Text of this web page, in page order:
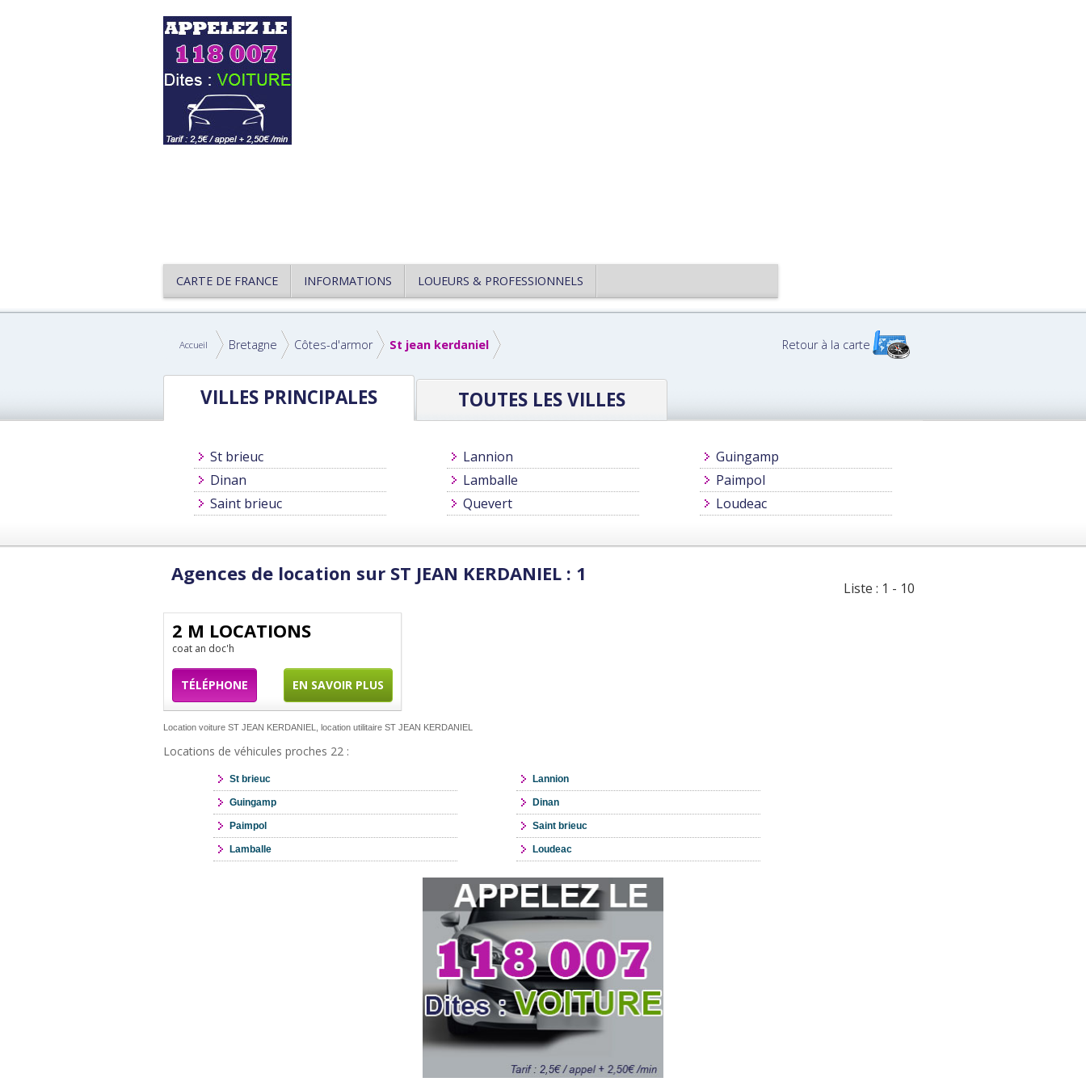
CARTE DE FRANCE INFORMATIONS LOUEURS & PROFESSIONNELS
Accueil Bretagne Côtes-d'armor St jean kerdaniel Retour à la carte
VILLES PRINCIPALES TOUTES LES VILLES
St brieuc Lannion
Guingamp
Dinan
Lamballe
Paimpol
Saint brieuc
Quevert Loudeac
Agences de location sur ST JEAN KERDANIEL : 1
Liste : 1 - 10
2 M LOCATIONS
coat an doc'h
TÉLÉPHONE EN SAVOIR PLUS
Location voiture ST JEAN KERDANIEL, location utilitaire ST JEAN KERDANIEL
Locations de véhicules proches 22 :
St brieuc Lannion
Guingamp Dinan
Paimpol Saint brieuc
Lamballe Loudeac